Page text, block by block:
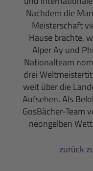
Nachdem die
Meisterschaft
Hause brachte,
Alper Ay und
Nationalteam
drei
weit über die
Aufsehen. Als
GosBächer-Team
neongelben
zurück